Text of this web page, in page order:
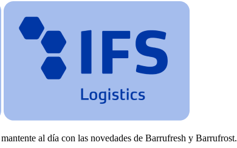
al día con las novedades de Barrufresh y Barrufrost.